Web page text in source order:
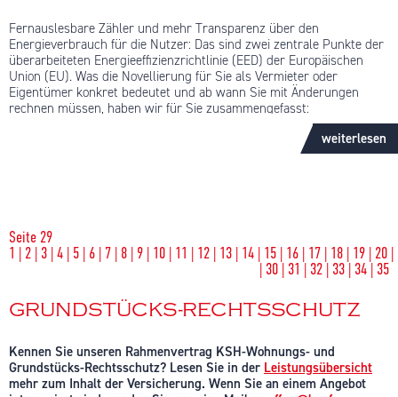
Fernauslesbare Zähler und mehr Transparenz über den
Energieverbrauch für die Nutzer: Das sind zwei zentrale Punkte der
überarbeiteten Energieeffizienzrichtlinie (EED) der Europäischen
Union (EU). Was die Novellierung für Sie als Vermieter oder
Eigentümer konkret bedeutet und ab wann Sie mit Änderungen
rechnen müssen, haben wir für Sie zusammengefasst:
einsparen können. In einem Satz: Das Ablesen der Verbrauchsdaten
soll digitaler und die Abrechnungen noch transparenter werden,
zudem sollen Verbraucher häufiger informiert werden. Denn nur
wer seinen Verbrauch kennt, kann ihn gezielt senken.
Die Wirksamkeit unterjähriger Verbrauchsinformationen belegt auch
eine Studie, die wir gemeinsam mit der Deutschen Energie-Agentur
Deutschland durch Gesetz oder Verordnung bis spätestens zum 25.
Oktober 2020 umgesetzt werden.
weiterlesen
Seite 29
1 | 2 | 3 |4 | 5 | 6 | 7 | 8 | 9 | 10 | 11 | 12 | 13 | 14 | 15 | 16 | 17 | 18 | 19 | 20 |
| 30 | 31 | 32 | 33 | 34 | 35
GRUNDSTÜCKS-RECHTSSCHUTZ
Kennen Sie unseren Rahmenvertrag KSH-Wohnungs- und
Grundstücks-Rechtsschutz? Lesen Sie in der Leistungsübersicht
mehr zum Inhalt der Versicherung. Wenn Sie an einem Angebot